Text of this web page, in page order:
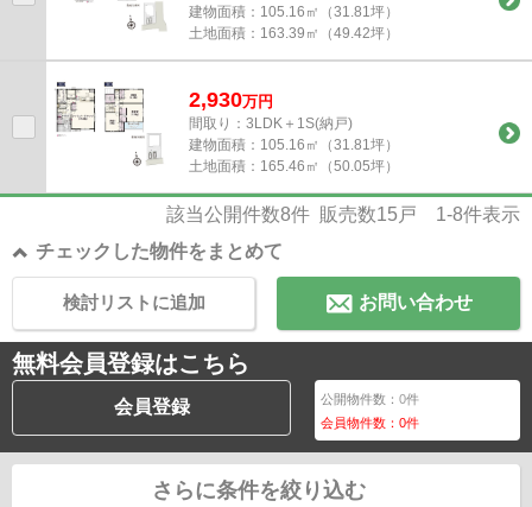
建物面積： 105.16㎡（31.81坪）
土地面積： 163.39㎡（49.42坪）
2,930万円
間取り：3LDK＋1S(納戸)
建物面積： 105.16㎡（31.81坪）
土地面積： 165.46㎡（50.05坪）
該当公開件数8件 販売数15 戸 1-8件表示
チェックした物件をまとめて
お問い合わせ
検討リストに追加
無料会員登録はこちら
会員登録 公開物件数：0件
会員物件数：0件
さらに条件を絞り込む